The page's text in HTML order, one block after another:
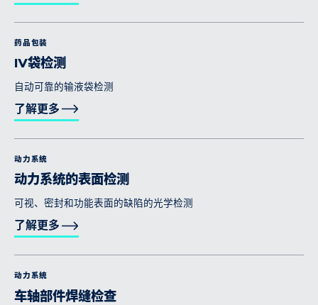
药品包装
IV袋检测
自动可靠的输液袋检测
了解更多
动力系统
动力系统的表面检测
可视、密封和功能表面的缺陷的光学检测
了解更多
动力系统
车轴部件焊缝检查